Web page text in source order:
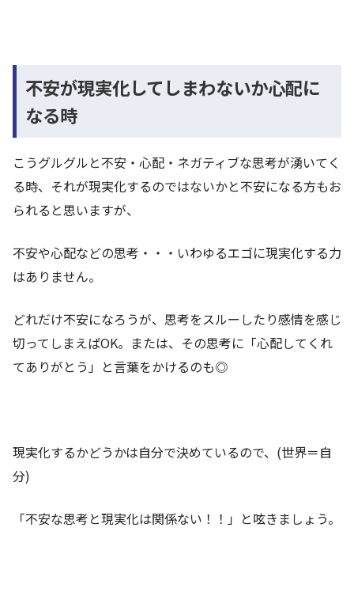
不安が現実化してしまわないか心配に
なる時
こうグルグルと不安・心配・ネガティブな思考が湧いてく
る時、それが現実化するのではないかと不安になる方もお
られると思いますが、
不安や心配などの思考・・・いわゆるエゴに現実化する力
はありません。
どれだけ不安になろうが、思考をスルーしたり感情を感じ
切ってしまえばOK。または、その思考に「心配してくれ
てありがとう」と言葉をかけるのも◎
現実化するかどうかは自分で決めているので、(世界＝自
分)
「不安な思考と現実化は関係ない！！」と呟きましょう。